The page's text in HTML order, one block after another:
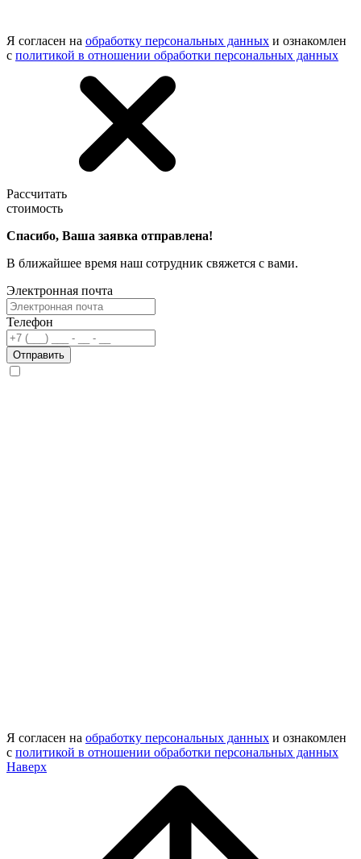
Я согласен на обработку персональных данных и ознакомлен
с политикой в отношении обработки персональных данных
Рассчитать
стоимость
Спасибо, Ваша заявка отправлена!
В ближайшее время наш сотрудник свяжется с вами.
Электронная почта
Телефон
Отправить
Я согласен на обработку персональных данных и ознакомлен
с политикой в отношении обработки персональных данных
Наверх